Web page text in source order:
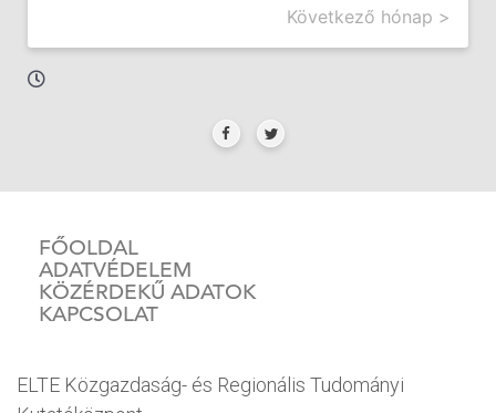
Következő hónap >
FŐOLDAL
ADATVÉDELEM
KÖZÉRDEKŰ ADATOK
KAPCSOLAT
ELTE Közgazdaság- és Regionális Tudományi